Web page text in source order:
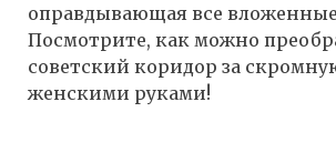
оправдывающая все
Посмотрите, как можно
советский коридор за
женскими руками!